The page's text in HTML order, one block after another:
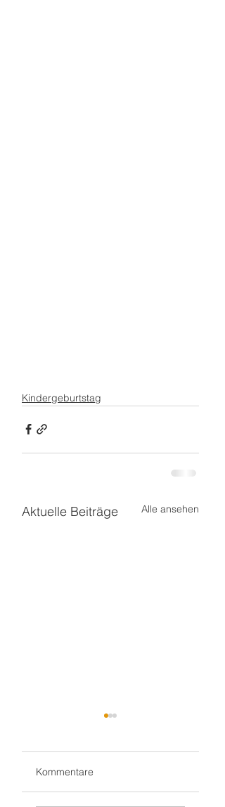
Kindergeburtstag
Aktuelle Beiträge Alle ansehen
Kommentare